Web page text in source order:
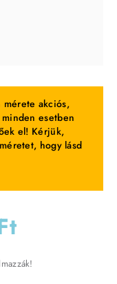
akciós,
esetben
el! Kérjük,
hogy lásd